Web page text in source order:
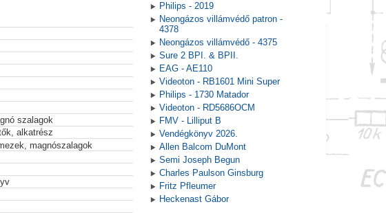
szalagok
alkatrész
magnószalagok
Philips - 2019
Neongázos villámvédő patron -
4378
Neongázos villámvédő - 4375
Sure 2 BPI. & BPII.
EAG - AE110
Videoton - RB1601 Mini Super
Philips - 1730 Matador
Videoton - RD5686OCM
FMV - Lilliput B
Vendégkönyv 2026.
Allen Balcom DuMont
Semi Joseph Begun
Charles Paulson Ginsburg
Fritz Pfleumer
Heckenast Gábor